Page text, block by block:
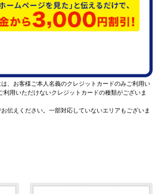
、お客様ご本人名義のクレジットカードのみご利用い
用いただけないクレジットカードの種類がございま
お伝えください。一部対応していないエリアもございま